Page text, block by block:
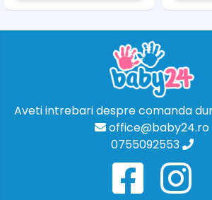
Aveti intrebari despre comanda
office@baby24.ro
0755092553